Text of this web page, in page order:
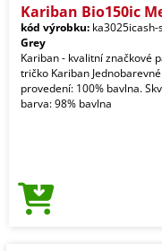
Kariban Bio150ic
kód výrobku: ka3025icash-
Grey
Kariban - kvalitní značkové
tričko Kariban Jednobarevné
provedení: 100% bavlna.
barva: 98% bavlna